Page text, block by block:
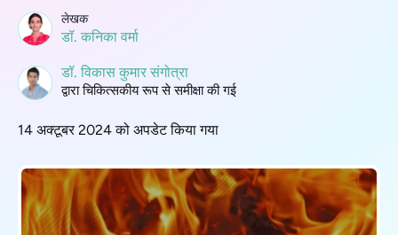
लेखक
डॉ. कनिका वर्मा
डॉ. विकास कुमार संगोत्रा
​​द्वारा चिकित्सकीय रूप से समीक्षा की गई
14 अक्टूबर 2024 को अपडेट किया गया